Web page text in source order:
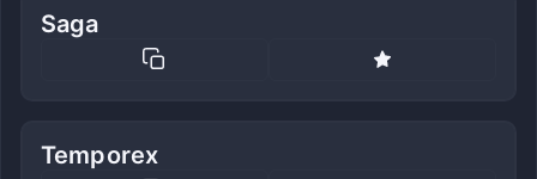
Saga
Temporex